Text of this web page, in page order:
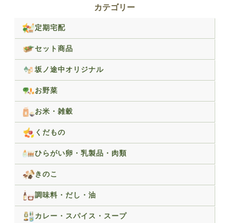
カテゴリー
定期宅配
セット商品
坂ノ途中オリジナル
お野菜
お米・雑穀
くだもの
ひらがい卵・乳製品・肉類
きのこ
調味料・だし・油
カレー・スパイス・スープ